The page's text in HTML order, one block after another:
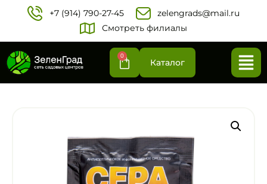
+7 (914) 790-27-45‬
zelengrads@mail.ru
Смотреть филиалы
0
Каталог